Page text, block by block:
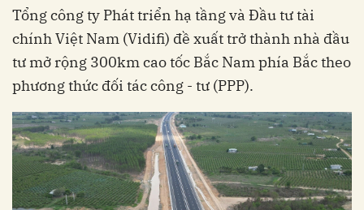
Tổng công ty Phát triển hạ tầng và Đầu tư tài
chính Việt Nam (Vidifi) đề xuất trở thành nhà đầu
tư mở rộng 300km cao tốc Bắc Nam phía Bắc theo
phương thức đối tác công - tư (PPP).